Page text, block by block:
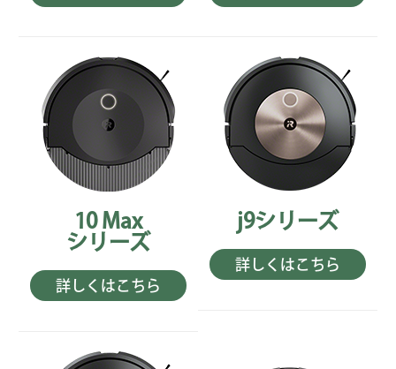
10 Max
シリーズ
詳しくはこちら
j9シリーズ
詳しくはこちら